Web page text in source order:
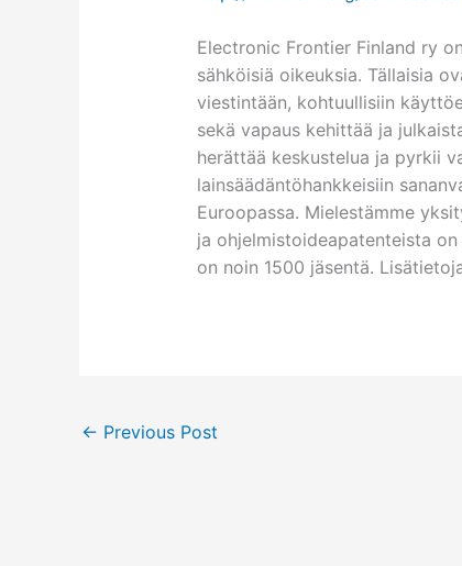
Electronic Frontier Finland ry
sähköisiä oikeuksia. Tällaisia
viestintään, kohtuullisiin
sekä vapaus kehittää ja
herättää keskustelua ja pyrkii
lainsäädäntöhankkeisiin
Euroopassa. Mielestämme
ja ohjelmistoideapatenteista
on noin 1500 jäsentä.
← Previous Post